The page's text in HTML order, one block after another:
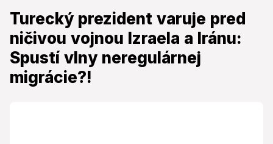
Turecký prezident varuje pred
ničivou vojnou Izraela a Iránu:
Spustí vlny neregulárnej
migrácie?!
Turecký prezident varuje pred
ničivou vojnou Izraela a Iránu:
Spustí vlny neregulárnej
migrácie?!